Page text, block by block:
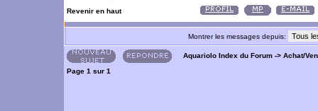
Revenir en haut
Montrer les messages depuis:
Aquariolo Index du Forum -> Achat/
Page 1 sur 1